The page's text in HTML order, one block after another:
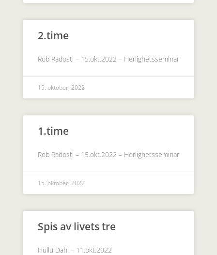
2.time
Rob Radosti – 15.okt.2022 – Herlighetsseminar
15. oktober, 2022
1.time
Rob Radosti – 15.okt.2022 – Herlighetsseminar
15. oktober, 2022
Spis av livets tre
Hullu Dahl – 11.okt.2022